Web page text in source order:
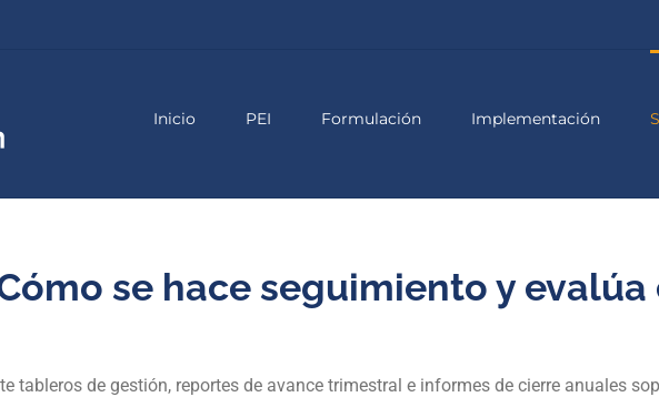
Inicio PEI Formulación Implementación
se hace seguimiento y evalúa
tableros de gestión, reportes de avance trimestral e informes de cierre anuales